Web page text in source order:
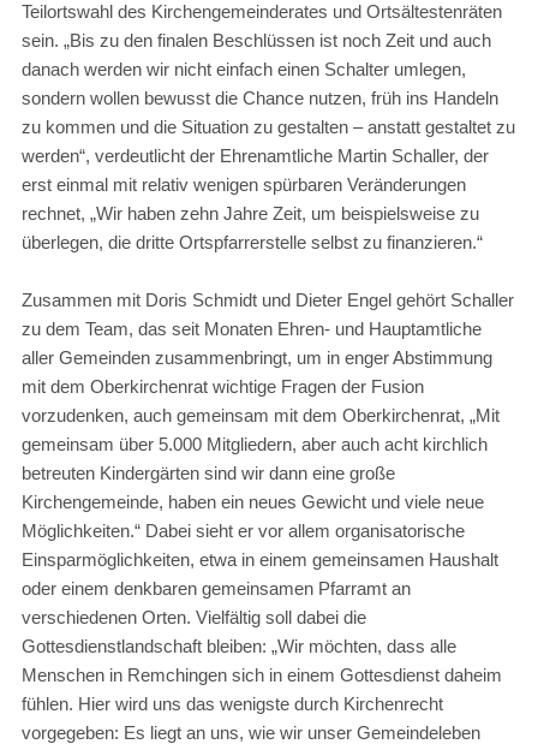
Teilortswahl des Kirchengemeinderates und Ortsältestenräten
sein. „Bis zu den finalen Beschlüssen ist noch Zeit und auch
danach werden wir nicht einfach einen Schalter umlegen,
sondern wollen bewusst die Chance nutzen, früh ins Handeln
zu kommen und die Situation zu gestalten – anstatt gestaltet zu
werden“, verdeutlicht der Ehrenamtliche Martin Schaller, der
erst einmal mit relativ wenigen spürbaren Veränderungen
rechnet, „Wir haben zehn Jahre Zeit, um beispielsweise zu
überlegen, die dritte Ortspfarrerstelle selbst zu finanzieren.“
Zusammen mit Doris Schmidt und Dieter Engel gehört Schaller
zu dem Team, das seit Monaten Ehren- und Hauptamtliche
aller Gemeinden zusammenbringt, um in enger Abstimmung
mit dem Oberkirchenrat wichtige Fragen der Fusion
vorzudenken, auch gemeinsam mit dem Oberkirchenrat, „Mit
gemeinsam über 5.000 Mitgliedern, aber auch acht kirchlich
betreuten Kindergärten sind wir dann eine große
Kirchengemeinde, haben ein neues Gewicht und viele neue
Möglichkeiten.“ Dabei sieht er vor allem organisatorische
Einsparmöglichkeiten, etwa in einem gemeinsamen Haushalt
oder einem denkbaren gemeinsamen Pfarramt an
verschiedenen Orten. Vielfältig soll dabei die
Gottesdienstlandschaft bleiben: „Wir möchten, dass alle
Menschen in Remchingen sich in einem Gottesdienst daheim
fühlen. Hier wird uns das wenigste durch Kirchenrecht
vorgegeben: Es liegt an uns, wie wir unser Gemeindeleben